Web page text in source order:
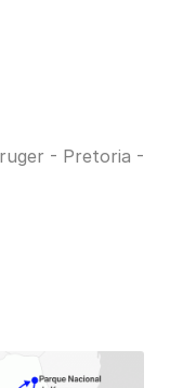
- Pretoria -